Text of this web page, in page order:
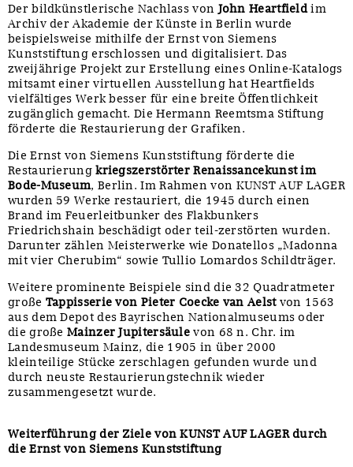
Der bildkünstlerische Nachlass von John Heartfieldim
Archiv der Akademie der Künste in Berlin wurde
beispielsweise mithilfe der Ernst von Siemens
Kunststiftung erschlossen und digitalisiert. Das
zweijährige Projekt zur Erstellung eines Online-Katalogs
mitsamt einer virtuellen Ausstellung hat Heartfields
vielfältiges Werk besser für eine breite Öffentlichkeit
zugänglich gemacht. Die Hermann Reemtsma Stiftung
förderte die Restaurierung der Grafiken.
Die Ernst von Siemens Kunststiftung förderte die
Restaurierungkriegszerstörter Renaissancekunst im
Bode-Museum, Berlin. Im Rahmen von KUNST AUF LAGER
wurden 59 Werke restauriert, die 1945 durch einen
Brand im Feuerleitbunker des Flakbunkers
Friedrichshain beschädigt oder teil-zerstörten wurden.
Darunter zählen Meisterwerke wie Donatellos „Madonna
mit vier Cherubim“ sowie Tullio Lomardos Schildträger.
Weitere prominente Beispiele sind die 32 Quadratmeter
große Tappisserie von Pieter Coecke van Aelst von 1563
aus dem Depot des Bayrischen Nationalmuseums oder
die große Mainzer Jupitersäulevon 68 n. Chr. im
Landesmuseum Mainz, die 1905 in über 2000
kleinteilige Stücke zerschlagen gefunden wurde und
durch neuste Restaurierungstechnik wieder
zusammengesetzt wurde.
Weiterführung der Ziele von KUNST AUF LAGER durch
die Ernst von Siemens Kunststiftung